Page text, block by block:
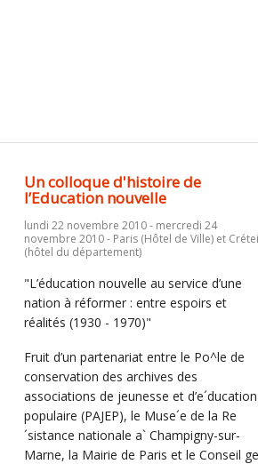
Un colloque d'histoire de
l’Education nouvelle
lundi 22 novembre 2010 - mercredi 24
novembre 2010 - Paris (Hôtel de Ville) et
(hôtel du département)
"L’éducation nouvelle au service d’une
nation à réformer : entre espoirs et
réalités (1930 - 1970)"
Fruit d’un partenariat entre le Po^le de
conservation des archives des
associations de jeunesse et d’e´ducation
populaire (PAJEP), le Muse´e de la Re
´sistance nationale a` Champigny-sur-
Marne, la Mairie de Paris et le Conseil ge